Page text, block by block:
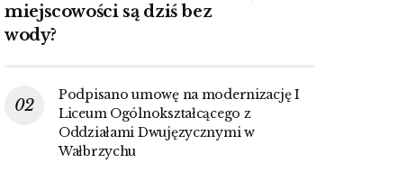
miejscowości są dziś bez
wody?
Podpisano umowę na modernizację I
Liceum Ogólnokształcącego z
Oddziałami Dwujęzycznymi w
Wałbrzychu